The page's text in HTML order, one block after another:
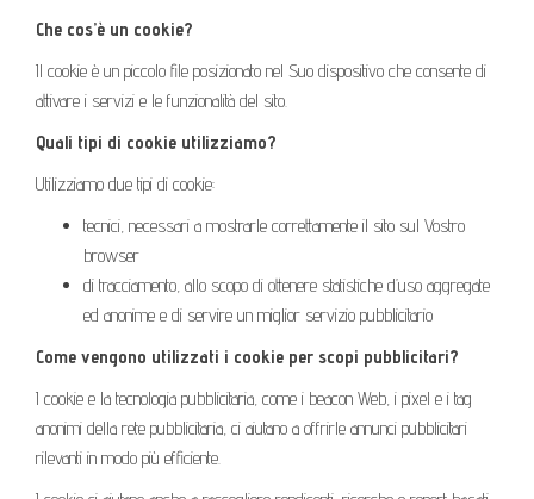
Che cos’è un cookie?
Il cookie è un piccolo file posizionato nel Suo dispositivo che consente di
attivare i servizi e le funzionalità del sito.
Quali tipi di cookie utilizziamo?
Utilizziamo due tipi di cookie:
tecnici, necessari a mostrarle correttamente il sito sul Vostro
browser
di tracciamento, allo scopo di ottenere statistiche d’uso aggregate
ed anonime e di servire un miglior servizio pubblicitario
Come vengono utilizzati i cookie per scopi pubblicitari?
I cookie e la tecnologia pubblicitaria, come i beacon Web, i pixel e i tag
anonimi della rete pubblicitaria, ci aiutano a offrirle annunci pubblicitari
rilevanti in modo più efficiente.